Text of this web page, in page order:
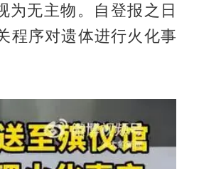
为无主物。自登报之日
程序对遗体进行火化事